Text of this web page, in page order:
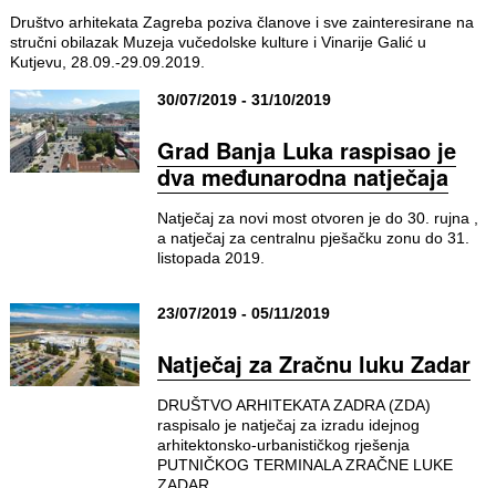
Društvo arhitekata Zagreba poziva članove i sve zainteresirane na
stručni obilazak Muzeja vučedolske kulture i Vinarije Galić u
Kutjevu, 28.09.-29.09.2019.
30/07/2019 - 31/10/2019
Grad Banja Luka raspisao je
dva međunarodna natječaja
Natječaj za novi most otvoren je do 30. rujna ,
a natječaj za centralnu pješačku zonu do 31.
listopada 2019.
23/07/2019 - 05/11/2019
Natječaj za Zračnu luku Zadar
DRUŠTVO ARHITEKATA ZADRA (ZDA)
raspisalo je natječaj za izradu idejnog
arhitektonsko-urbanističkog rješenja
PUTNIČKOG TERMINALA ZRAČNE LUKE